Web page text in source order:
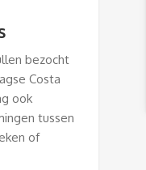
bezocht
Costa
ook
tussen
of